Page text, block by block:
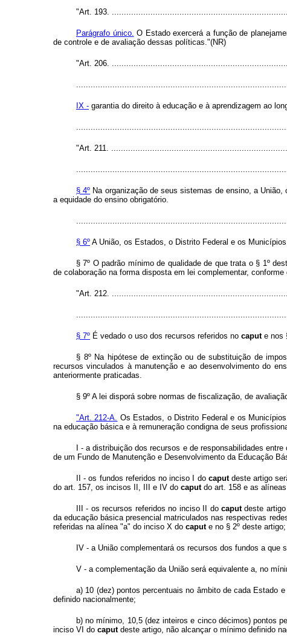
"Art. 193.
Parágrafo único. O Estado exercerá a função de
de controle e de avaliação dessas políticas."(NR)
"Art. 206.
IX - garantia do direito à educação e à aprendizagem ao
"Art. 211.
§ 4º Na organização de seus sistemas de ensino, a
a equidade do ensino obrigatório.
§ 6º A União, os Estados, o Distrito Federal e os
§ 7º O padrão mínimo de qualidade de que trata o § 1º
de colaboração na forma disposta em lei complementar,
"Art. 212.
§ 7º É vedado o uso dos recursos referidos no capute nos
§ 8º Na hipótese de extinção ou de substituição de
recursos vinculados à manutenção e ao desenvolvimento do
anteriormente praticadas.
§ 9º A lei disporá sobre normas de fiscalização, de
"Art. 212-A. Os Estados, o Distrito Federal e os
na educação básica e à remuneração condigna de seus
I - a distribuição dos recursos e de responsabilidades
de um Fundo de Manutenção e Desenvolvimento da Educação
II - os fundos referidos no inciso I do caputdeste artigo
do art. 157, os incisos II, III e IV do caputdo art. 158 e as
III - os recursos referidos no inciso II docaputdeste artigo
da educação básica presencial matriculados nas respectivas
referidas na alínea "a" do inciso X do capute no § 2º deste artigo;
IV - a União complementará os recursos dos fundos a que
V - a complementação da União será equivalente a, no
a) 10 (dez) pontos percentuais no âmbito de cada Estado
definido nacionalmente;
b) no mínimo, 10,5 (dez inteiros e cinco décimos) pontos
inciso VI do caputdeste artigo, não alcançar o mínimo definido